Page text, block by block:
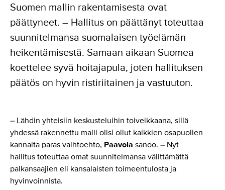
Suomen mallin rakentamisesta ovat
päättyneet. – Hallitus on päättänyt toteuttaa
suunnitelmansa suomalaisen työelämän
heikentämisestä. Samaan aikaan Suomea
koettelee syvä hoitajapula, joten hallituksen
päätös on hyvin ristiriitainen ja vastuuton.
– Lähdin yhteisiin keskusteluihin toiveikkaana, sillä
yhdessä rakennettu malli olisi ollut kaikkien osapuolien
kannalta paras vaihtoehto, Paavola sanoo. – Nyt
hallitus toteuttaa omat suunnitelmansa välittämättä
palkansaajien eli kansalaisten toimeentulosta ja
hyvinvoinnista.